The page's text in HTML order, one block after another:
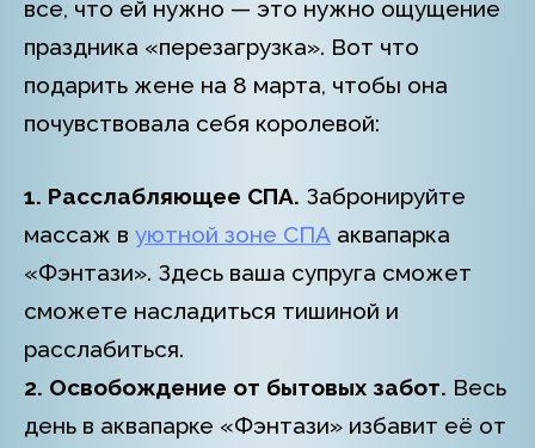
все, что ей нужно — это нужно ощущение
праздника «перезагрузка». Вот что
подарить жене на 8 марта, чтобы она
почувствовала себя королевой:
1. Расслабляющее СПА. Забронируйте
массаж в уютной зоне СПА аквапарка
«Фэнтази». Здесь ваша супруга сможет
сможете насладиться тишиной и
расслабиться.
2. Освобождение от бытовых забот. Весь
день в аквапарке «Фэнтази» избавит её от